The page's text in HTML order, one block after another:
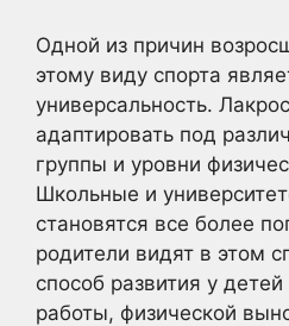
Одной из причин
этому виду спорта
универсальность.
адаптировать под
группы и уровни
Школьные и
становятся все более
родители видят в этом
способ развития у
работы, физической